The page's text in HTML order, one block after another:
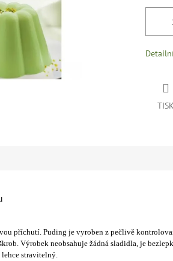
TISK
příchutí. Puding je vyroben z pečlivě
Výrobek neobsahuje žádná sladidla, je
stravitelný.